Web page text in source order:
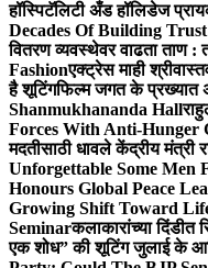
हॉस्पिटॅलिटी अँड हॉलिडेज
Decades Of Building
वितरण व्यवस्थेवर वाढता ताण :
Fashionएक्ट्रेस माही
है शूटिंगफिल्म जगत के प्रख्यात
Shanmukhananda Hall
Forces With Anti-Hunger
मदतीसाठी धावले केंद्रीय मंत्री
Unforgettable Some Men
Honours Global Peace
Growing Shift Toward
Seminarकलाकारांच्या दिंडीत
एक शोध” की शूटिंग जुलाई के